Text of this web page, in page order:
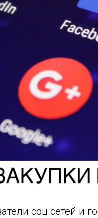
соц.сетей и